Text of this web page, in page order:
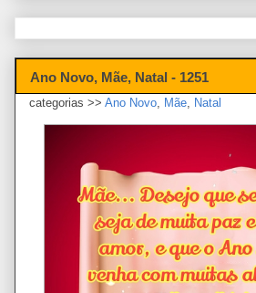
Ano Novo, Mãe, Natal - 1251
categorias >> Ano Novo, Mãe, Natal